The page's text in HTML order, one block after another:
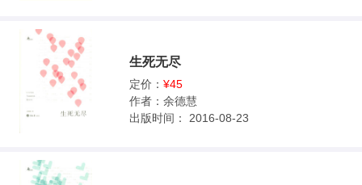
生死无尽
定价： ¥45
作者： 余德慧
出版时间：
2016-08-23